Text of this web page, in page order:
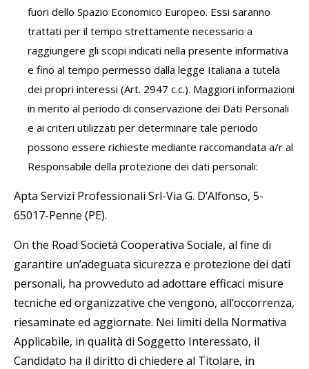
fuori dello Spazio Economico Europeo. Essi saranno
trattati per il tempo strettamente necessario a
raggiungere gli scopi indicati nella presente informativa
e fino al tempo permesso dalla legge Italiana a tutela
dei propri interessi (Art. 2947 c.c.). Maggiori informazioni
in merito al periodo di conservazione dei Dati Personali
e ai criteri utilizzati per determinare tale periodo
possono essere richieste mediante raccomandata a/r al
Responsabile della protezione dei dati personali:
Apta Servizi Professionali Srl-Via G. D’Alfonso, 5-
65017-Penne (PE).
On the Road Società Cooperativa Sociale, al fine di
garantire un’adeguata sicurezza e protezione dei dati
personali, ha provveduto ad adottare efficaci misure
tecniche ed organizzative che vengono, all’occorrenza,
riesaminate ed aggiornate. Nei limiti della Normativa
Applicabile, in qualità di Soggetto Interessato, il
Candidato ha il diritto di chiedere al Titolare, in